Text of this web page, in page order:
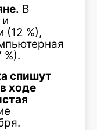
В
(12 %),
%).
спишут
ходе